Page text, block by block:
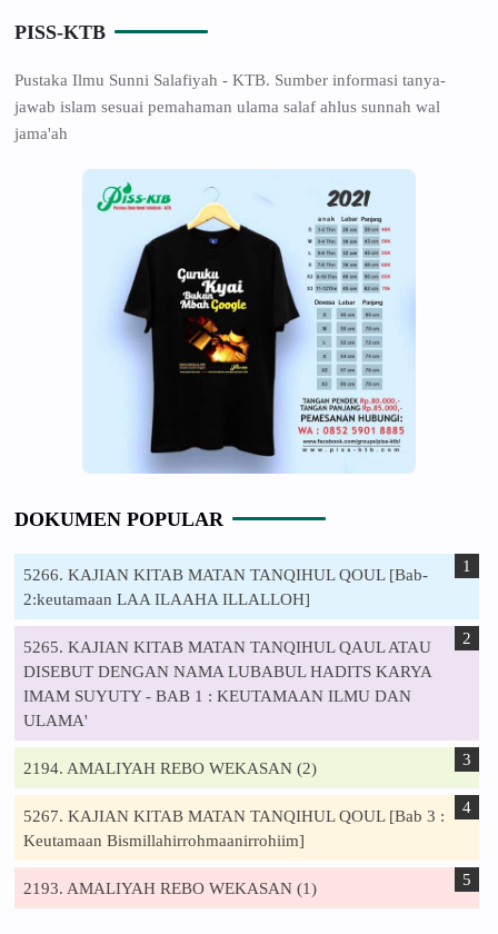
PISS-KTB
Pustaka Ilmu Sunni Salafiyah - KTB. Sumber informasi tanya-
jawab islam sesuai pemahaman ulama salaf ahlus sunnah wal
jama'ah
DOKUMEN POPULAR
5266. KAJIAN KITAB MATAN TANQIHUL QOUL [Bab-
2:keutamaan LAA ILAAHA ILLALLOH]
5265. KAJIAN KITAB MATAN TANQIHUL QAUL ATAU
DISEBUT DENGAN NAMA LUBABUL HADITS KARYA
IMAM SUYUTY - BAB 1 : KEUTAMAAN ILMU DAN
ULAMA'
2194. AMALIYAH REBO WEKASAN (2)
5267. KAJIAN KITAB MATAN TANQIHUL QOUL [Bab 3 :
Keutamaan Bismillahirrohmaanirrohiim]
2193. AMALIYAH REBO WEKASAN (1)